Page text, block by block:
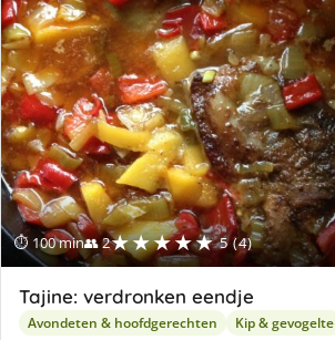
⏱ 100 min👥 2★★★★★ 5 (4)
Tajine: verdronken eendje
Avondeten & hoofdgerechten Kip & gevogelte